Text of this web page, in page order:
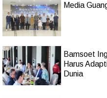
Media
Bamsoet
Harus
Dunia